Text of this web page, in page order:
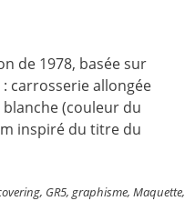
de 1978, basée sur
carrosserie allongée
(couleur du
inspiré du titre du
, GR5, graphisme, Maquette,